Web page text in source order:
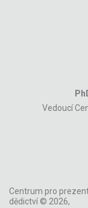
Vedoucí
Centrum pro
dědictví © 2026,